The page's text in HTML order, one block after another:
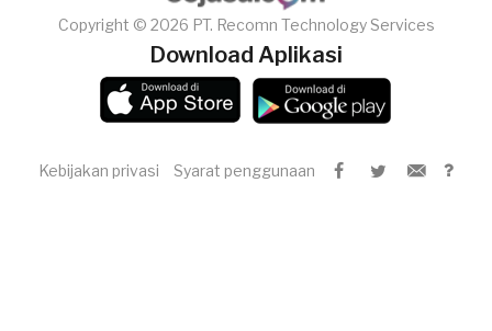
Copyright © 2026 PT. Recomn Technology Services
Download Aplikasi
Kebijakan privasi Syarat penggunaan